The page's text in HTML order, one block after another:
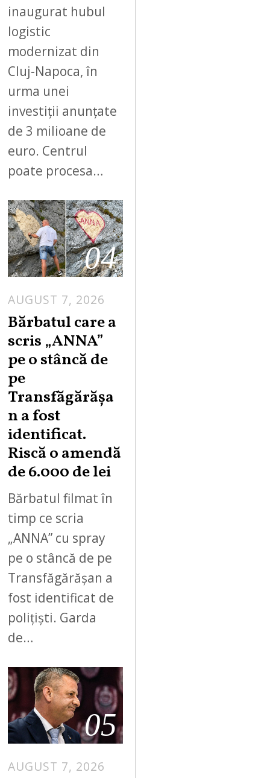
inaugurat hubul
logistic
modernizat din
Cluj-Napoca, în
urma unei
investiții anunțate
de 3 milioane de
euro. Centrul
poate procesa…
04
AUGUST 7, 2026
Bărbatul care a
scris „ANNA”
pe o stâncă de
pe
Transfăgărășa
n a fost
identificat.
Riscă o amendă
de 6.000 de lei
Bărbatul filmat în
timp ce scria
„ANNA” cu spray
pe o stâncă de pe
Transfăgărășan a
fost identificat de
polițiști. Garda
de…
05
AUGUST 7, 2026